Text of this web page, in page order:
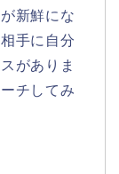
新鮮にな
手に自分
がありま
チしてみ